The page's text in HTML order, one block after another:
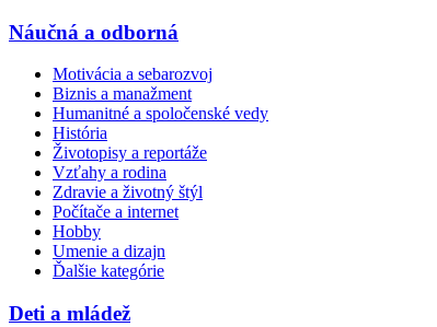
Náučná a odborná
Motivácia a sebarozvoj
Biznis a manažment
Humanitné a spoločenské vedy
História
Životopisy a reportáže
Vzťahy a rodina
Zdravie a životný štýl
Počítače a internet
Hobby
Umenie a dizajn
Ďalšie kategórie
Deti a mládež